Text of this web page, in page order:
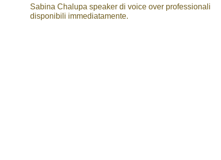
Sabina Chalupa speaker di voice over professionali
disponibili immediatamente.